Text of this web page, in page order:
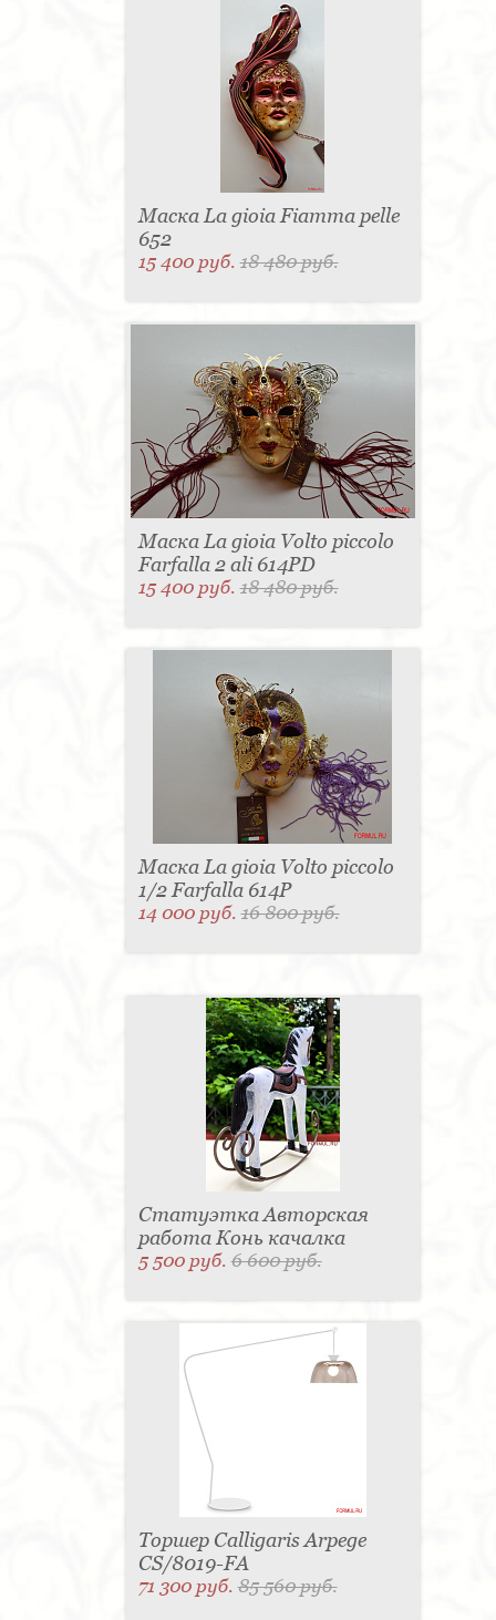
Маска La gioia Fiamma pelle
652
15 400 руб.18 480 руб.
Маска La gioia Volto piccolo
Farfalla 2 ali 614PD
15 400 руб.18 480 руб.
Маска La gioia Volto piccolo
1/2 Farfalla 614P
14 000 руб.16 800 руб.
Статуэтка Авторская
работа Конь качалка
5 500 руб.6 600 руб.
Торшер Calligaris Arpege
CS/8019-FA
71 300 руб.85 560 руб.